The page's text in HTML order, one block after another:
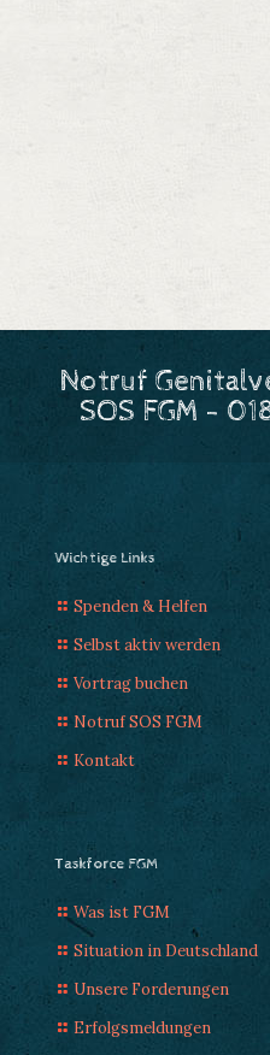
Notruf
SOS FGM -
Wichtige Links
Spenden & Helfen
Selbst aktiv werden
Vortrag buchen
Notruf SOS FGM
Kontakt
Taskforce FGM
Was ist FGM
Situation in Deutschland
Unsere Forderungen
Erfolgsmeldungen